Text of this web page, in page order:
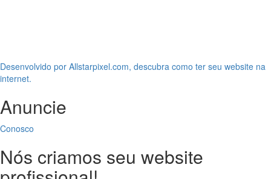
Desenvolvido por Allstarpixel.com, descubra como ter seu website na
internet.
Anuncie
Conosco
Nós criamos seu website